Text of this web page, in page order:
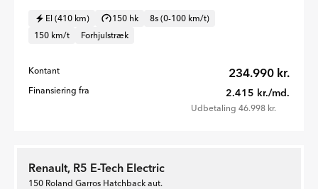
El (410 km) 150 hk
8s (0-100 km/t)
150 km/t
Forhjulstræk
Kontant 234.990 kr.
Finansiering fra 2.415 kr./md.
Udbetaling 46.998 kr.
Renault, R5 E-Tech Electric
150 Roland Garros Hatchback aut.